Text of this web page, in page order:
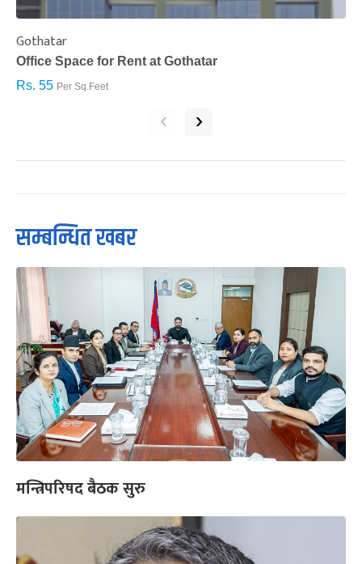
Gothatar
Office Space for Rent at Gothatar
Rs. 55 Per Sq.Feet
‹ ›
सम्बन्धित खबर
मन्त्रिपरिषद बैठक सुरु